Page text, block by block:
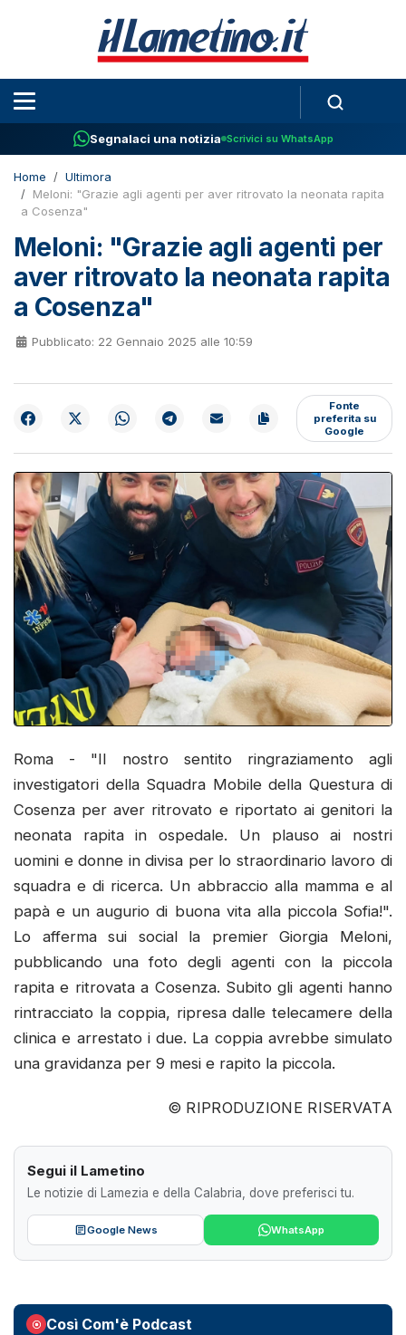
Segnalaci una notizia Scrivici su WhatsApp
Home
Ultimora
Meloni: "Grazie agli agenti per aver ritrovato la neonata rapita
a Cosenza"
Meloni: "Grazie agli agenti per
aver ritrovato la neonata rapita
a Cosenza"
Pubblicato: 22 Gennaio 2025 alle 10:59
Fonte
preferita su
Google
Roma - "Il nostro sentito ringraziamento agli
investigatori della Squadra Mobile della Questura di
Cosenza per aver ritrovato e riportato ai genitori la
neonata rapita in ospedale. Un plauso ai nostri
uomini e donne in divisa per lo straordinario lavoro di
squadra e di ricerca. Un abbraccio alla mamma e al
papà e un augurio di buona vita alla piccola Sofia!".
Lo afferma sui social la premier Giorgia Meloni,
pubblicando una foto degli agenti con la piccola
rapita e ritrovata a Cosenza. Subito gli agenti hanno
rintracciato la coppia, ripresa dalle telecamere della
clinica e arrestato i due. La coppia avrebbe simulato
una gravidanza per 9 mesi e rapito la piccola.
© RIPRODUZIONE RISERVATA
Segui il Lametino
Le notizie di Lamezia e della Calabria, dove preferisci tu.
Google News WhatsApp
Così Com'è Podcast